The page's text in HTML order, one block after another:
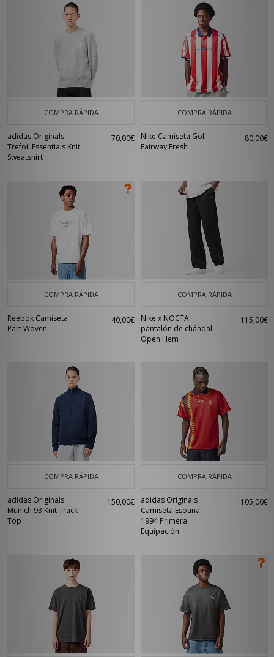
COMPRA RÁPIDA
adidas Originals
Trefoil Essentials Knit
Sweatshirt
70,00€
COMPRA RÁPIDA
Nike Camiseta Golf
Fairway Fresh
80,00€
COMPRA RÁPIDA
Reebok Camiseta
Part Woven
40,00€
COMPRA RÁPIDA
Nike x NOCTA
pantalón de chándal
Open Hem
115,00€
COMPRA RÁPIDA
adidas Originals
Munich 93 Knit Track
Top
150,00€
COMPRA RÁPIDA
adidas Originals
Camiseta España
1994 Primera
Equipación
105,00€